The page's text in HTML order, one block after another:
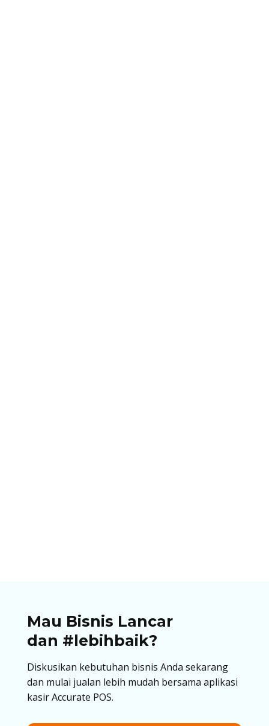
Mau Bisnis Lancar
dan #lebihbaik?
Diskusikan kebutuhan bisnis Anda sekarang
dan mulai jualan lebih mudah bersama aplikasi
kasir Accurate POS.